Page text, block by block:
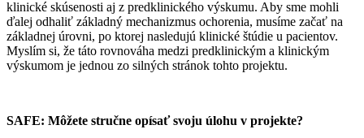
klinické skúsenosti aj z predklinického výskumu. Aby sme mohli
ďalej odhaliť základný mechanizmus ochorenia, musíme začať na
základnej úrovni, po ktorej nasledujú klinické štúdie u pacientov.
Myslím si, že táto rovnováha medzi predklinickým a klinickým
výskumom je jednou zo silných stránok tohto projektu.
SAFE: Môžete stručne opísať svoju úlohu v projekte?